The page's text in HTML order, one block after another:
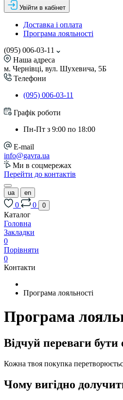
Увійти в кабінет
Доставка і оплата
Програма лояльності
(095) 006-03-11
Наша адреса
м. Чернівці, вул. Шухевича, 5Б
Телефони
(095) 006-03-11
Графік роботи
Пн-Пт з 9:00 по 18:00
E-mail
info@gavra.ua
Ми в соцмережах
Перейти до контактів
ua en
0 0 0
Каталог
Головна
Закладки
0
Порівняти
0
Контакти
Програма лояльності
Програма
Відчуй переваги
Кожна твоя покупка
Чому вигідно